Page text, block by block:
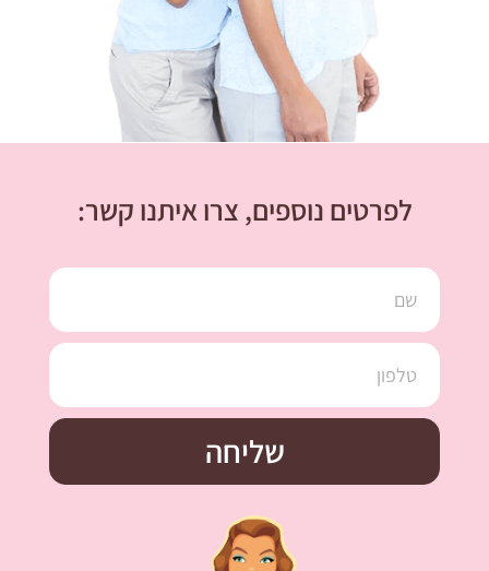
לפרטים נוספים, צרו איתנו קשר:
שליחה